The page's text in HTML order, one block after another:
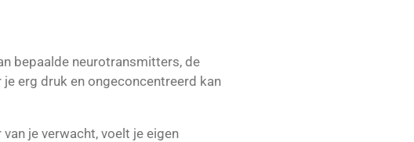
bepaalde neurotransmitters, de
erg druk en ongeconcentreerd kan
je verwacht, voelt je eigen